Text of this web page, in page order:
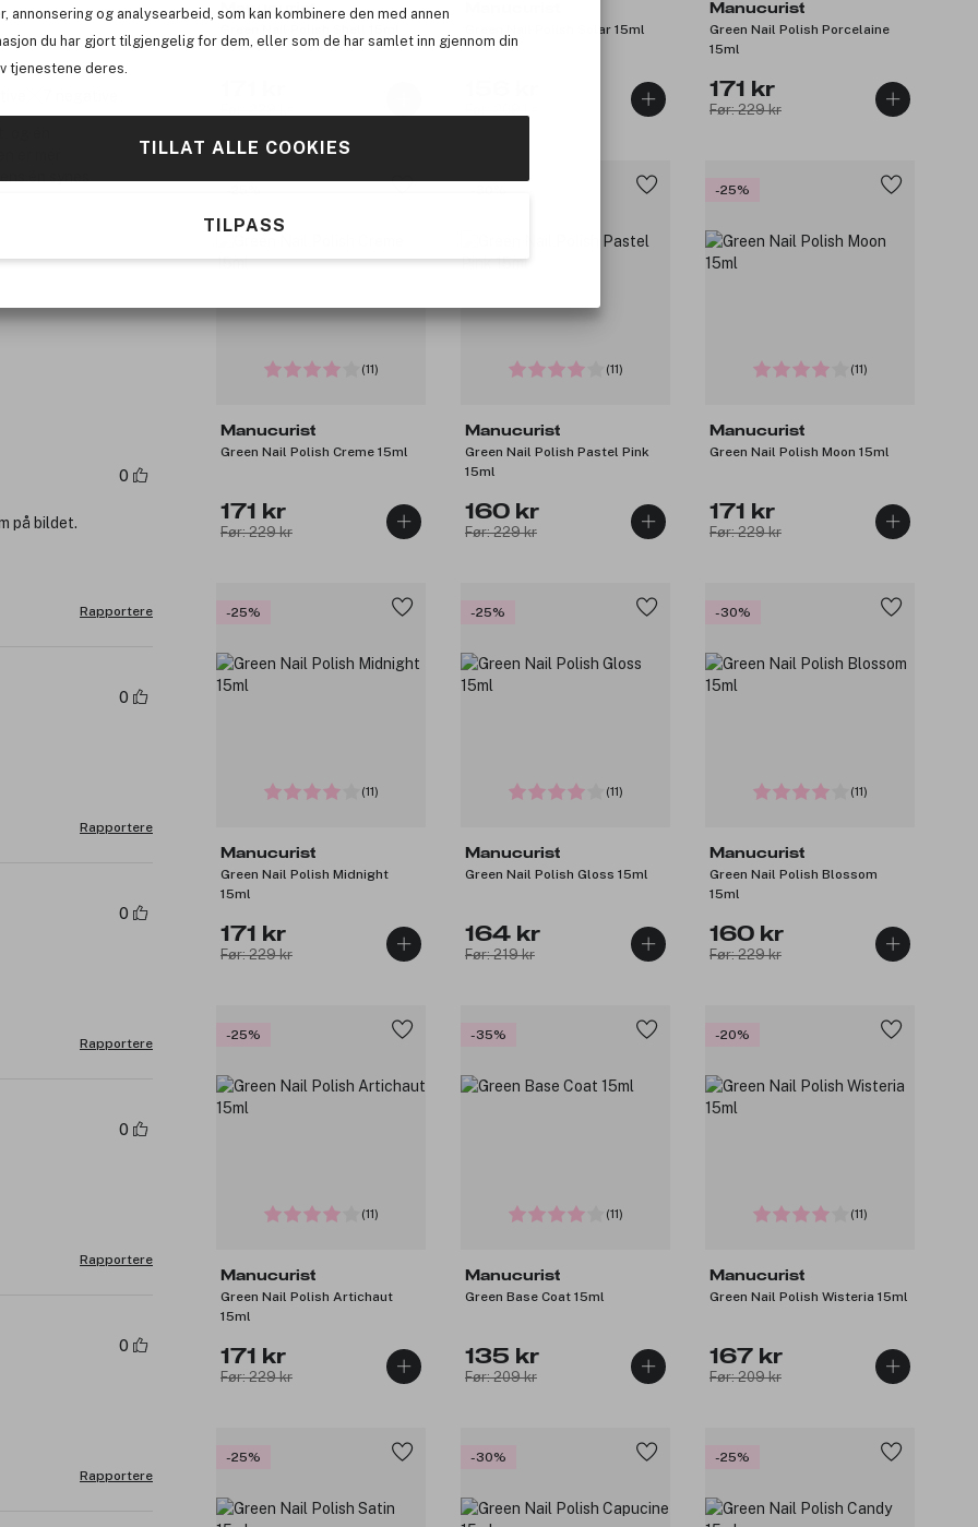
annonsering og analysearbeid, som kan kombinere den med annen
du har gjort tilgjengelig for dem, eller som de har samlet inn gjennom din
tjenestene deres.
TILLAT ALLE COOKIES
TILPASS
Manucurist
Green Nail Polish Solar 15ml
Manucurist
Green Nail Polish Porcelaine
15ml
171 kr
Før: 229 kr
(11)
Manucurist
Green Nail Polish Creme 15ml
171 kr
Før: 229 kr
(11)
Manucurist
Green Nail Polish Pastel Pink
15ml
160 kr
Før: 229 kr
-25%
(11)
Manucurist
Green Nail Polish Moon 15ml
171 kr
Før: 229 kr
-25%
(11)
Manucurist
Green Nail Polish Midnight
15ml
171 kr
Før: 229 kr
-25%
(11)
Manucurist
Green Nail Polish Gloss 15ml
164 kr
Før: 219 kr
-30%
(11)
Manucurist
Green Nail Polish Blossom
15ml
160 kr
Før: 229 kr
-25%
(11)
Manucurist
Green Nail Polish Artichaut
15ml
171 kr
Før: 229 kr
-35%
(11)
Manucurist
Green Base Coat 15ml
135 kr
Før: 209 kr
-20%
(11)
Manucurist
Green Nail Polish Wisteria 15ml
167 kr
Før: 209 kr
-25% -30% -25%
og én
er mer
én synes
0
på bildet.
Rapportere
0
Rapportere
0
Rapportere
0
Rapportere
0
Rapportere